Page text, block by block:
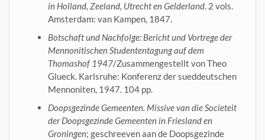
in Holland, Zeeland, Utrecht en Gelderland. 2 vols.
Amsterdam: van Kampen, 1847.
Botschaft und Nachfolge: Bericht und Vortrege der
Mennonitischen Studententagung auf dem
Thomashof 1947/Zusammengestellt von Theo
Glueck. Karlsruhe: Konferenz der sueddeutschen
Mennoniten, 1947. 104 pp.
Doopsgezinde Gemeenten. Missive van die Societeit
der Doopsgezinde Gemeenten in Friesland en
Groningen; geschreeven aan de Doopsgezinde